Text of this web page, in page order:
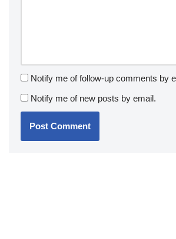
Notify me of follow-up comments by
Notify me of new posts by email.